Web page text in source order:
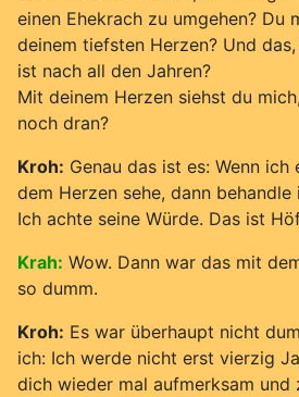
einen Ehekrach zu umgehen? Du
deinem tiefsten Herzen? Und
ist nach all den Jahren?
Mit deinem Herzen siehst du
noch dran?
Kroh: Genau das ist es: Wenn ich
dem Herzen sehe, dann
Ich achte seine Würde. Das ist
Krah: Wow. Dann war das mit
so dumm.
Kroh: Es war überhaupt nicht
ich: Ich werde nicht erst vierzig
dich wieder mal aufmerksam und